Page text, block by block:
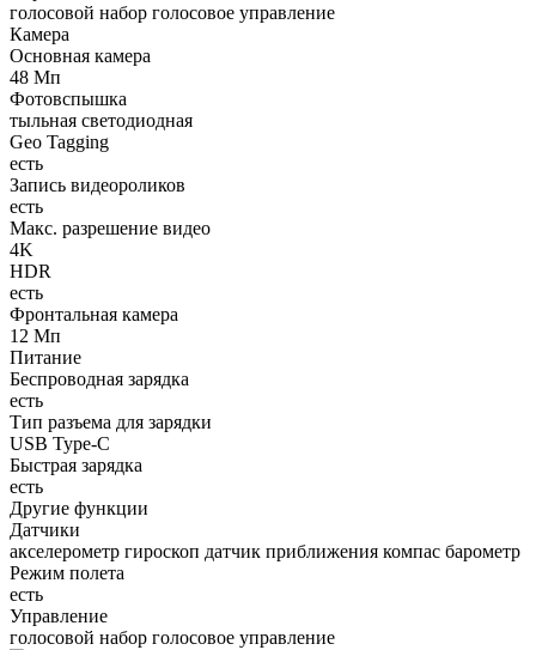
голосовой набор голосовое управление
Камера
Основная камера
48 Мп
Фотовспышка
тыльная светодиодная
Geo Tagging
есть
Запись видеороликов
есть
Макс. разрешение видео
4K
HDR
есть
Фронтальная камера
12 Мп
Питание
Беспроводная зарядка
есть
Тип разъема для зарядки
USB Type-C
Быстрая зарядка
есть
Другие функции
Датчики
акселерометр гироскоп датчик приближения компас барометр
Режим полета
есть
Управление
голосовой набор голосовое управление